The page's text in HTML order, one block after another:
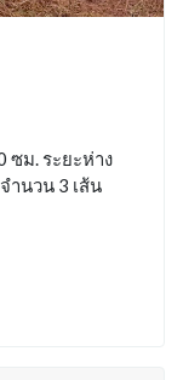
ซม. ระยะห่าง
ำนวน 3 เส้น